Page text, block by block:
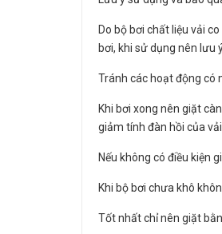
Do bộ bơi chất liệu vải
bơi, khi sử dụng nên lưu
Tránh các hoạt động có
Khi bơi xong nên giặt
giảm tính đàn hồi của
Nếu không có điều kiện
Khi bộ bơi chưa khô
Tốt nhất chỉ nên giặt